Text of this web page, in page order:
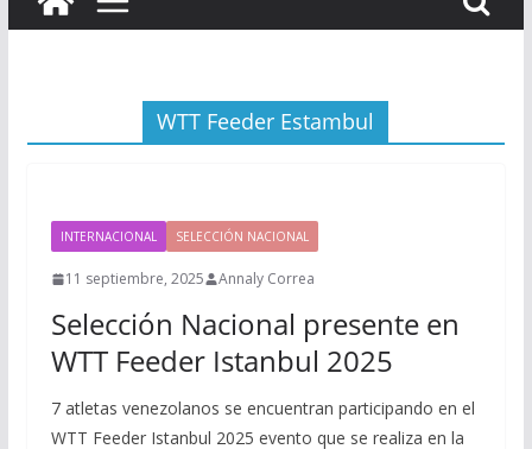
WTT Feeder Estambul
INTERNACIONAL SELECCIÓN NACIONAL
11 septiembre, 2025 Annaly Correa
Selección Nacional presente en
WTT Feeder Istanbul 2025
7 atletas venezolanos se encuentran participando en el
WTT Feeder Istanbul 2025 evento que se realiza en la